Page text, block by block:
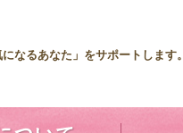
なるあなた」をサポートします。